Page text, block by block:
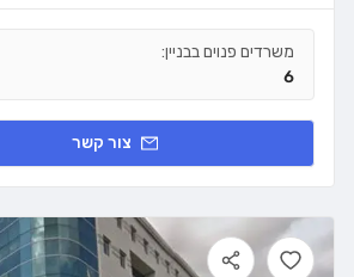
משרדים פנוים בבניין:
6
צור קשר